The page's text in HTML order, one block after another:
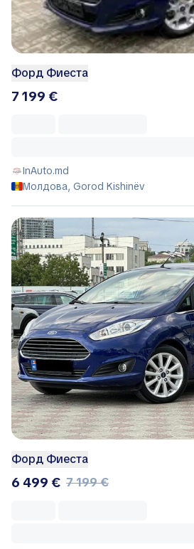
Форд Фиеста
7 199 €
InAuto.md
Молдова, Gorod Kishinëv
Форд Фиеста
6 499 € 7 199 €